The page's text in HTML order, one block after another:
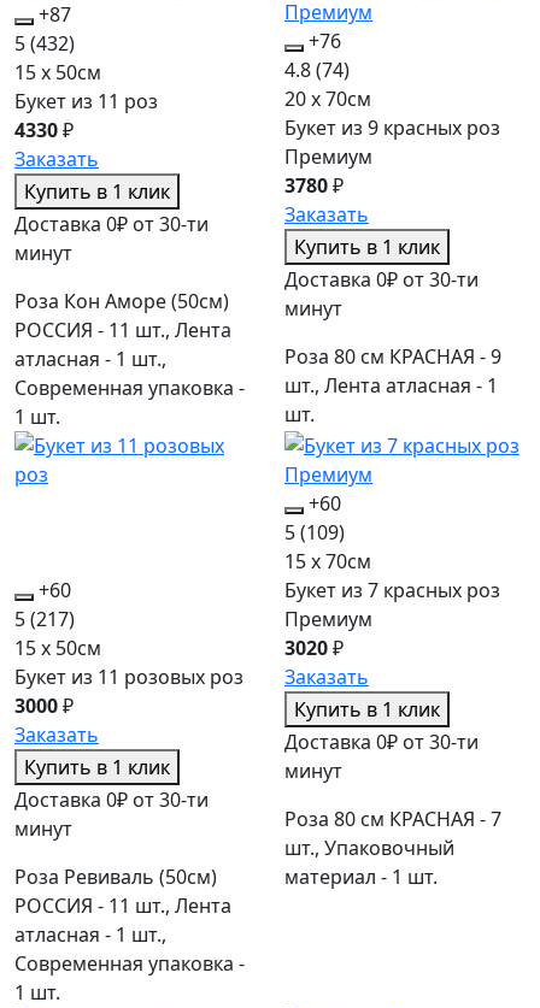
+87
5(432)
15 x 50см
Букет из 11 роз
4330₽
Заказать
Купить в 1 клик
Доставка 0₽ от 30-ти
минут
Роза Кон Аморе (50см)
РОССИЯ - 11 шт., Лента
атласная - 1 шт.,
Современная упаковка -
1 шт.
+76
4.8(74)
20 x 70см
Букет из 9 красных роз
Премиум
3780₽
Заказать
Купить в 1 клик
Доставка 0₽ от 30-ти
минут
Роза 80 см КРАСНАЯ - 9
шт., Лента атласная - 1
шт.
+60
5(217)
15 x 50см
Букет из 11 розовых роз
3000₽
Заказать
Купить в 1 клик
Доставка 0₽ от 30-ти
минут
Роза Ревиваль (50см)
РОССИЯ - 11 шт., Лента
атласная - 1 шт.,
Современная упаковка -
1 шт.
+60
5(109)
15 x 70см
Букет из 7 красных роз
Премиум
3020₽
Заказать
Купить в 1 клик
Доставка 0₽ от 30-ти
минут
Роза 80 см КРАСНАЯ - 7
шт., Упаковочный
материал - 1 шт.